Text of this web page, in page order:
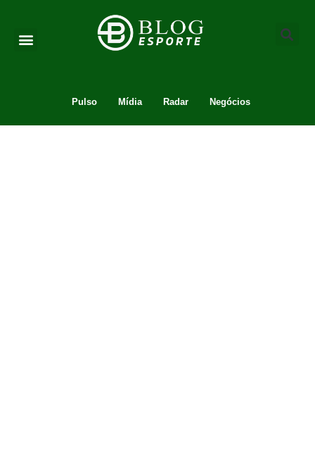
Pulso Mídia Radar Negócios